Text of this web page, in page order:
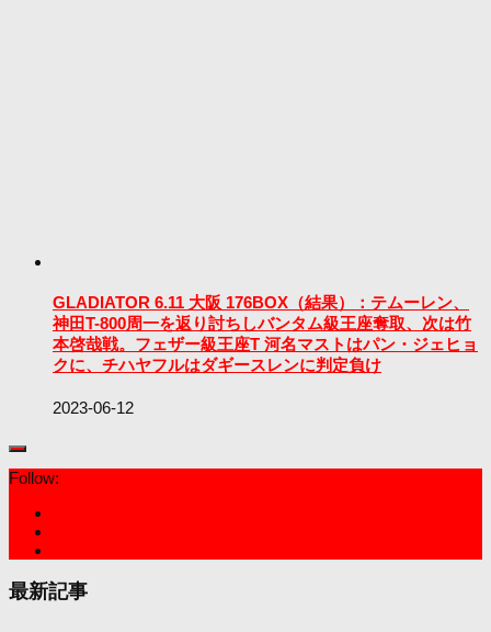
GLADIATOR 6.11 大阪 176BOX（結果）：テムーレン、
神田T-800周一を返り討ちしバンタム級王座奪取、次は竹
本啓哉戦。フェザー級王座T 河名マストはパン・ジェヒョ
クに、チハヤフルはダギースレンに判定負け
2023-06-12
Follow:
最新記事